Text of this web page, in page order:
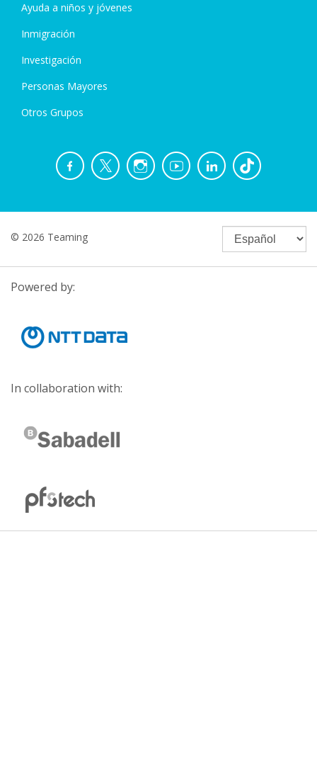
Ayuda a niños y jóvenes
Inmigración
Investigación
Personas Mayores
Otros Grupos
© 2026 Teaming
Powered by:
In collaboration with: